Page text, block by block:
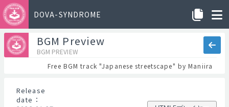
DOVA-SYNDROME
BGM Preview
BGM PREVIEW
Free BGM track "Japanese streetscape" by Maniira
Release
date ：